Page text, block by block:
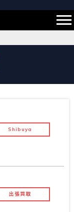
Shibuya
出張買取